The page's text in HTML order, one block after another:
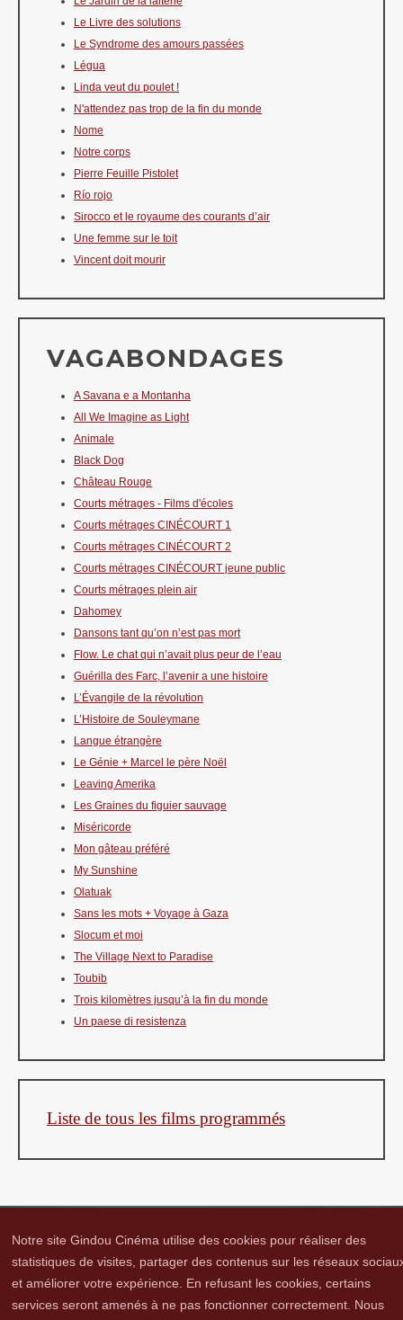
Le Livre des solutions
Le Syndrome des amours passées
Légua
Linda veut du poulet !
N'attendez pas trop de la fin du monde
Nome
Notre corps
Pierre Feuille Pistolet
Río rojo
Sirocco et le royaume des courants d’air
Une femme sur le toit
Vincent doit mourir
VAGABONDAGES
A Savana e a Montanha
All We Imagine as Light
Animale
Black Dog
Château Rouge
Courts métrages - Films d'écoles
Courts métrages CINÉCOURT 1
Courts métrages CINÉCOURT 2
Courts métrages CINÉCOURT jeune public
Courts métrages plein air
Dahomey
Dansons tant qu’on n’est pas mort
Flow. Le chat qui n’avait plus peur de l’eau
Guérilla des Farc, l’avenir a une histoire
L’Évangile de la révolution
L’Histoire de Souleymane
Langue étrangère
Le Génie + Marcel le père Noël
Leaving Amerika
Les Graines du figuier sauvage
Miséricorde
Mon gâteau préféré
My Sunshine
Olatuak
Sans les mots + Voyage à Gaza
Slocum et moi
The Village Next to Paradise
Toubib
Trois kilomètres jusqu’à la fin du monde
Un paese di resistenza
Liste de tous les films programmés
Gindou Cinéma Contacts Lettre d'infos Réseaux sociaux Partenaires
Notre site Gindou Cinéma utilise des cookies pour réaliser des
statistiques de visites, partager des contenus sur les réseaux
et améliorer votre expérience. En refusant les cookies, certains
services seront amenés à ne pas fonctionner correctement. Nous